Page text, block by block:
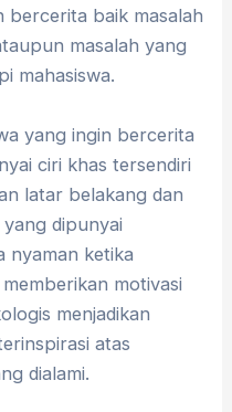
bercerita baik masalah
masalah yang
mahasiswa.
yang ingin bercerita
ciri khas tersendiri
latar belakang dan
dipunyai
nyaman ketika
motivasi
menjadikan
atas
dialami.